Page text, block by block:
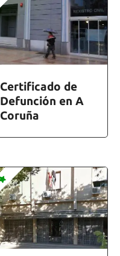
Certificado de
Defunción en A
Coruña